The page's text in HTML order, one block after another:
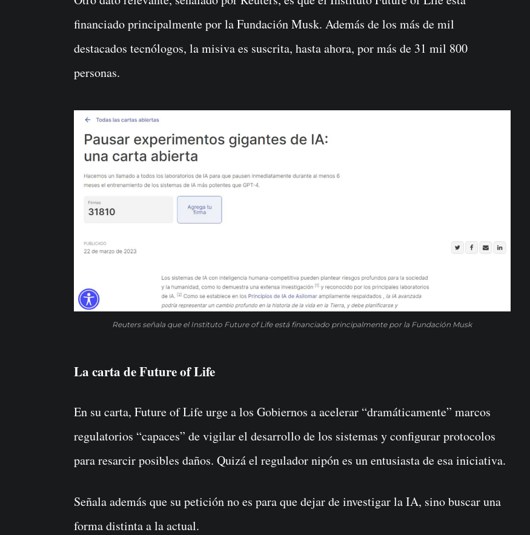
financiado principalmente por la Fundación Musk. Además de los más de mil
destacados tecnólogos, la misiva es suscrita, hasta ahora, por más de 31 mil 800
personas.
Reuters señala que el Instituto Future of Life está financiado principalmente por la Fundación Musk
La carta de Future of Life
En su carta, Future of Life urge a los Gobiernos a acelerar “dramáticamente” marcos
regulatorios “capaces” de vigilar el desarrollo de los sistemas y configurar protocolos
para resarcir posibles daños. Quizá el regulador nipón es un entusiasta de esa iniciativa.
Señala además que su petición no es para que dejar de investigar la IA, sino buscar una
forma distinta a la actual.